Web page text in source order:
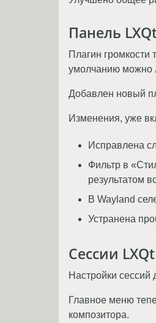
Панель
Плагин громкости
умолчанию можно
Добавлен новый
Изменения, уже
Исправлена
Фильтр в
результатом
В Wayland
Устранена
Сессии LXQt
Настройки сессий
Главное меню
композитора.